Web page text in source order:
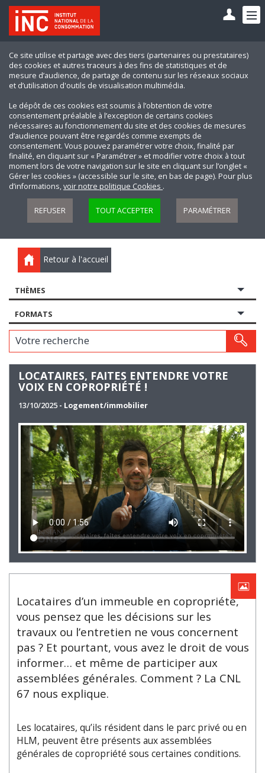
Ce site utilise et partage avec des tiers (partenaires ou prestataires)
des cookies et autres traceurs à des fins de statistiques et de
mesure d’audience, de partage de contenu sur les réseaux sociaux
et d’utilisation d'outils de visualisation multimédia.
Le dépôt de ces cookies est soumis à l’obtention de votre
consentement préalable à l’exception de certains cookies
nécessaires au fonctionnement du site et des cookies de mesures
d’audience pouvant être regardés comme exempts de
consentement. Vous pouvez paramétrer votre choix, finalité par
finalité, en cliquant sur « Paramétrer » et modifier votre choix à tout
moment lors de votre navigation sur le site en cliquant sur l’onglet «
Gérer les cookies » (accessible sur le site, en bas de page). Pour plus
d’informations,voir notre politique Cookies .
REFUSER TOUT ACCEPTER PARAMÉTRER
Retour à l'accueil
THÈMES
FORMATS
Votre recherche
LOCATAIRES, FAITES ENTENDRE VOTRE
VOIX EN COPROPRIÉTÉ !
13/10/2025 - Logement/immobilier
Locataires d’un immeuble en copropriété,
vous pensez que les décisions sur les
travaux ou l’entretien ne vous concernent
pas ? Et pourtant, vous avez le droit de vous
informer… et même de participer aux
assemblées générales. Comment ? La CNL
67 nous explique.
Les locataires, qu’ils résident dans le parc privé ou en
HLM, peuvent être présents aux assemblées
générales de copropriété sous certaines conditions.